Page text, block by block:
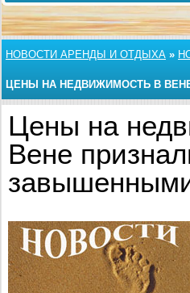
НОВОСТИ АРЕНДЫ И ОТДЫХА »
ЦЕНЫ НА НЕДВИЖИМОСТЬ В
Цены на
Вене